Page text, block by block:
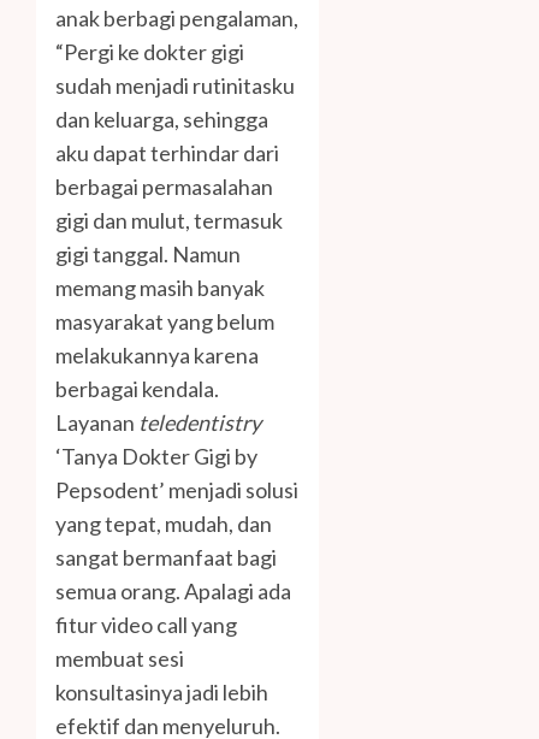
anak berbagi pengalaman,
“Pergi ke dokter gigi
sudah menjadi rutinitasku
dan keluarga, sehingga
aku dapat terhindar dari
berbagai permasalahan
gigi dan mulut, termasuk
gigi tanggal. Namun
memang masih banyak
masyarakat yang belum
melakukannya karena
berbagai kendala.
Layanan teledentistry
‘Tanya Dokter Gigi by
Pepsodent’ menjadi solusi
yang tepat, mudah, dan
sangat bermanfaat bagi
semua orang. Apalagi ada
fitur video call yang
membuat sesi
konsultasinya jadi lebih
efektif dan menyeluruh.